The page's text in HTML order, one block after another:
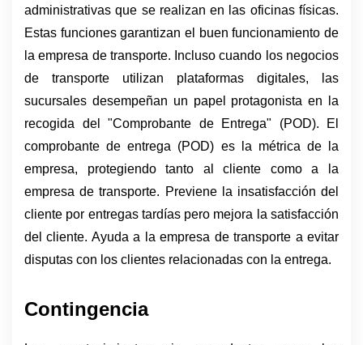
administrativas que se realizan en las oficinas físicas.
Estas funciones garantizan el buen funcionamiento de
la empresa de transporte. Incluso cuando los negocios
de transporte utilizan plataformas digitales, las
sucursales desempeñan un papel protagonista en la
recogida del "Comprobante de Entrega" (POD). El
comprobante de entrega (POD) es la métrica de la
empresa, protegiendo tanto al cliente como a la
empresa de transporte. Previene la insatisfacción del
cliente por entregas tardías pero mejora la satisfacción
del cliente. Ayuda a la empresa de transporte a evitar
disputas con los clientes relacionadas con la entrega.
Contingencia